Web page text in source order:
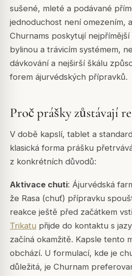
sušené, mleté a podávané
jednoduchost není omezením,
Churnams poskytují
bylinou a trávicím systémem,
dávkování a nejširší škálu
forem ájurvédských přípravků.
Proč prášky zůstávají
V době kapslí, tablet a
klasická forma prášku
z konkrétních důvodů:
Aktivace chuti: Ájurvédská
že Rasa (chuť) přípravku
reakce ještě před začátkem
Trikatu přijde do kontaktu s
začíná okamžitě. Kapsle tento
obchází. U formulací, kde je
důležitá, je Churnam